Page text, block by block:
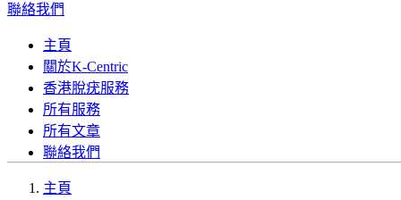
聯絡我們
主頁
關於K-Centric
香港脫疣服務
所有服務
所有文章
聯絡我們
主頁